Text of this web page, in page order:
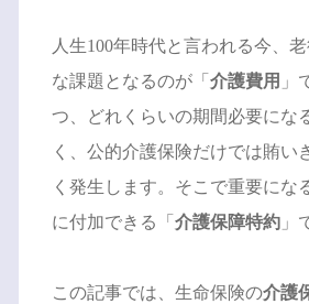
人生100年時代と言われる今、
な課題となるのが「 介護費用 」
つ、どれくらいの期間必要にな
く、公的介護保険だけでは賄い
く発生します。そこで重要にな
に付加できる「 介護保障特約」
この記事では、生命保険の介護